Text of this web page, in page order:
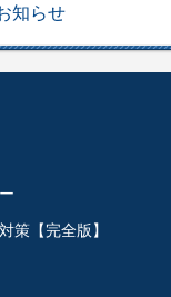
知らせ
【完全版】